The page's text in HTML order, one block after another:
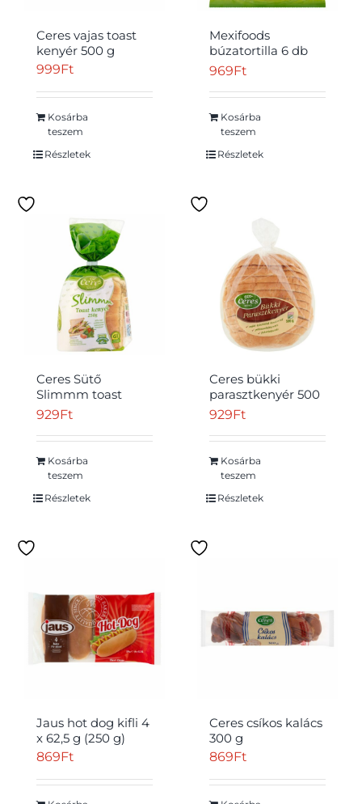
Ceres vajas toast
kenyér 500 g
999Ft
Kosárba
teszem
Részletek
Mexifoods
búzatortilla 6 db
370 g
969Ft
Kosárba
teszem
Részletek
Ceres Sütő
Slimmm toast
kenyér 250 g
929Ft
Kosárba
teszem
Részletek
Ceres bükki
parasztkenyér 500
g
929Ft
Kosárba
teszem
Részletek
Jaus hot dog kifli 4
x 62,5 g (250 g)
869Ft
Ceres csíkos kalács
300 g
869Ft